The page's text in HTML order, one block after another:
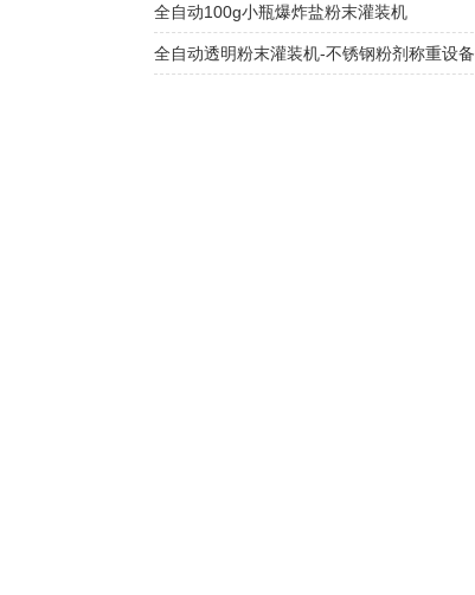
全自动100g小瓶爆炸盐粉末灌装机
全自动透明粉末灌装机-不锈钢粉剂称重设备